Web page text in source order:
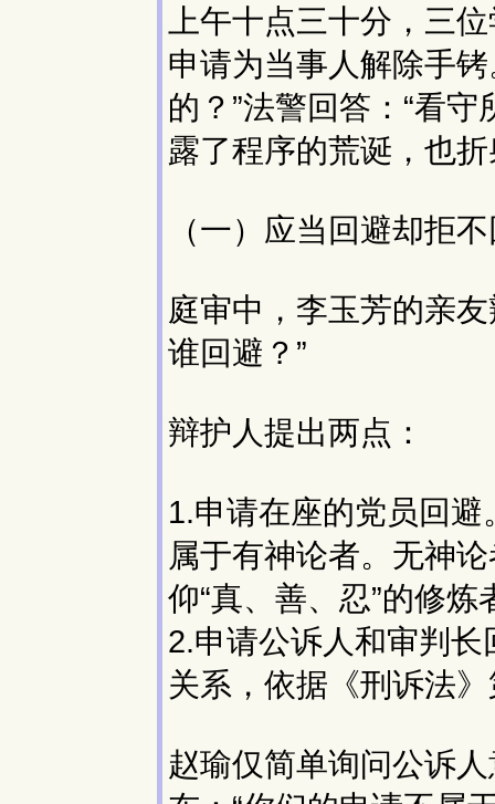
上午十点三十分，三
申请为当事人解除手
的？”法警回答：“看
露了程序的荒诞，也
（一）应当回避却拒
庭审中，李玉芳的亲
谁回避？”
辩护人提出两点：
1.申请在座的党员回
属于有神论者。无神
仰“真、善、忍”的修炼
2.申请公诉人和审判
关系，依据《刑诉法
赵瑜仅简单询问公诉